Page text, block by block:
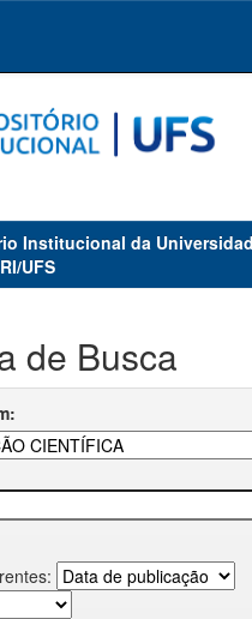
Institucional da
UFS
de Busca